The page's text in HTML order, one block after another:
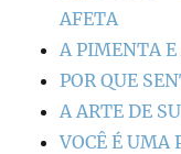
AFETA
A PIMENTA
POR QUE
A ARTE DE
VOCÊ É UMA